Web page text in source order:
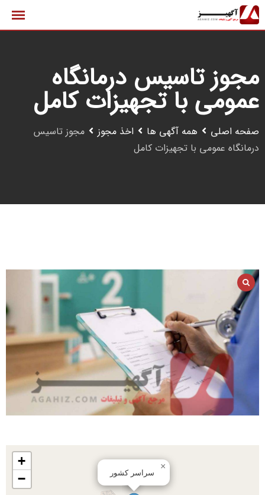
پرش
به
مجوز تاسیس درمانگاه
عمومی با تجهیزات کامل
صفحه اصلی همه آگهی ها اخذ مجوز
مجوز تاسیس
درمانگاه عمومی با تجهیزات کامل
سراسر کشور
×
+
−